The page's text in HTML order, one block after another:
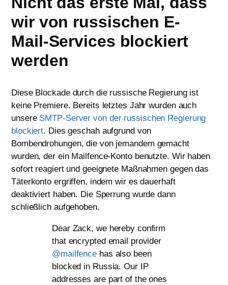
wir von russischen E-
Mail-Services blockiert
werden
Diese Blockade durch die russische Regierung ist
keine Premiere. Bereits letztes Jahr wurden auch
unsere SMTP-Server von der russischen Regierung
blockiert. Dies geschah aufgrund von
Bombendrohungen, die von jemandem gemacht
wurden, der ein Mailfence-Konto benutzte. Wir haben
sofort reagiert und geeignete Maßnahmen gegen das
Täterkonto ergriffen, indem wir es dauerhaft
deaktiviert haben. Die Sperrung wurde dann
schließlich aufgehoben.
Dear Zack, we hereby confirm
that encrypted email provider
@mailfence has also been
blocked in Russia. Our IP
addresses are part of the ones